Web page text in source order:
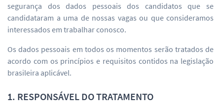
segurança dos dados pessoais dos candidatos que se
candidataram a uma de nossas vagas ou que consideramos
interessados em trabalhar conosco.
Os dados pessoais em todos os momentos serão tratados de
acordo com os princípios e requisitos contidos na legislação
brasileira aplicável.
1. RESPONSÁVEL DO TRATAMENTO